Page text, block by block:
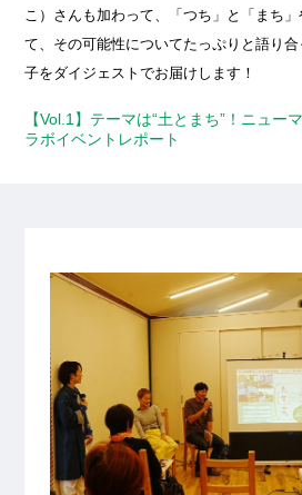
こ）さんも加わって、「つち」と「まち
て、その可能性についてたっぷりと語り
子をダイジェストでお届けします！
【Vol.1】テーマは“土とまち”！ニュー
ラボイベントレポート